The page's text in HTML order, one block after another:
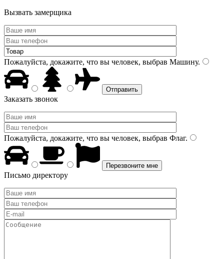
Вызвать замерщика
Пожалуйста, докажите, что вы человек, выбрав Машину.
Заказать звонок
Пожалуйста, докажите, что вы человек, выбрав Флаг.
Письмо директору